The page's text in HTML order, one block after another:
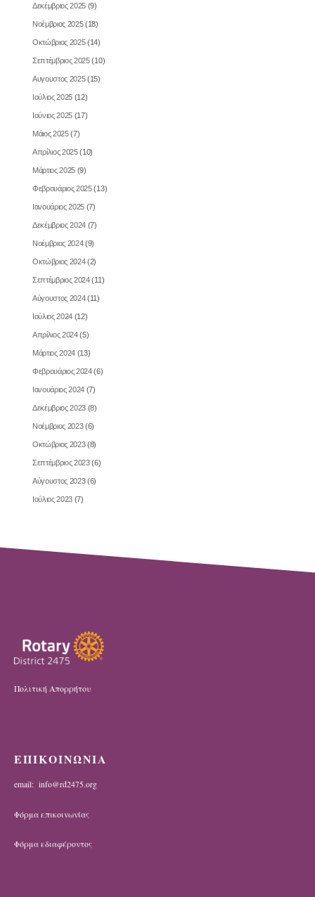
Δεκέμβριος 2025 (9)
Νοέμβριος 2025(18)
Οκτώβριος 2025(14)
Σεπτέμβριος 2025(10)
Αυγουστος 2025(15)
Ιούλιος 2025 (12)
Ιούνιος 2025 (17)
Μάιος 2025(7)
Απρίλιος 2025(10)
Μάρτιος 2025 (9)
Φεβρουάριος 2025(13)
Ιανουάριος 2025 (7)
Δεκέμβριος 2024 (7)
Νοέμβριος 2024(9)
Οκτώβριος 2024(2)
Σεπτέμβριος 2024(11)
Αύγουστος 2024(11)
Ιούλιος 2024 (12)
Απρίλιος 2024(5)
Μάρτιος 2024 (13)
Φεβρουάριος 2024(6)
Ιανουάριος 2024 (7)
Δεκέμβριος 2023 (8)
Νοέμβριος 2023(6)
Οκτώβριος 2023(8)
Σεπτέμβριος 2023(6)
Αύγουστος 2023(6)
Ιούλιος 2023 (7)
Πολιτική Απορρήτου
ΕΠΙΚΟΙΝΩΝΙΑ
email: info@rd2475.org
Φόρμα επικοινωνίας
Φόρμα εδιαφέροντος